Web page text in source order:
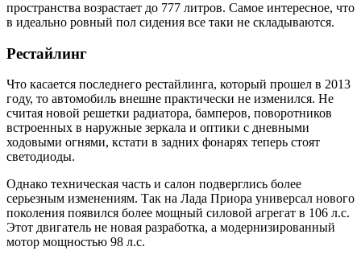
пространства возрастает до 777 литров. Самое интересное, что
в идеально ровный пол сидения все таки не складываются.
Рестайлинг
Что касается последнего рестайлинга, который прошел в 2013
году, то автомобиль внешне практически не изменился. Не
считая новой решетки радиатора, бамперов, поворотников
встроенных в наружные зеркала и оптики с дневными
ходовыми огнями, кстати в задних фонарях теперь стоят
светодиоды.
Однако техническая часть и салон подверглись более
серьезным изменениям. Так на Лада Приора универсал нового
поколения появился более мощный силовой агрегат в 106 л.с.
Этот двигатель не новая разработка, а модернизированный
мотор мощностью 98 л.с.